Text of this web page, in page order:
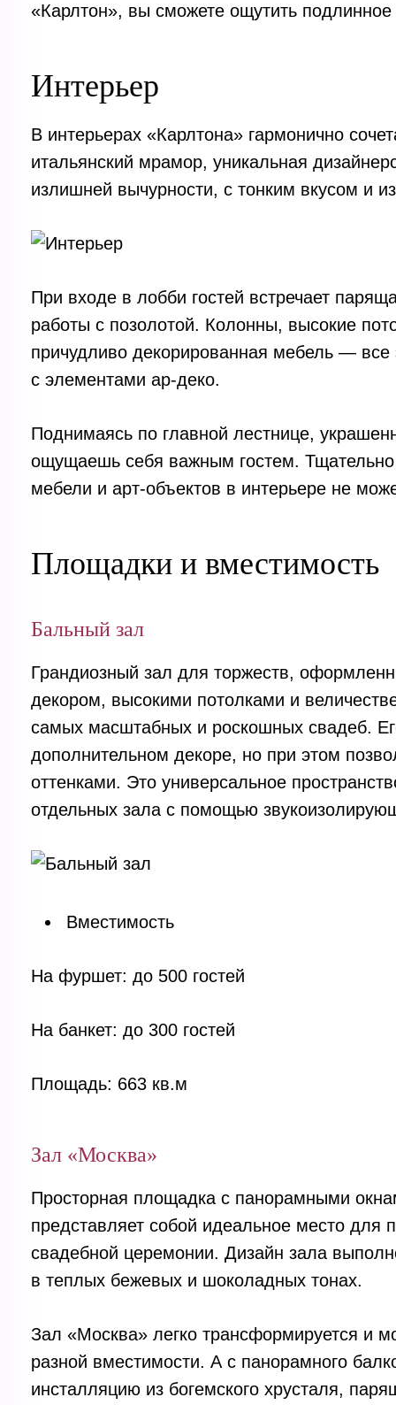
«Карлтон», вы сможете ощутить подлинное
Интерьер
В интерьерах «Карлтона» гармонично
итальянский мрамор, уникальная
излишней вычурности, с тонким вкусом и
При входе в лобби гостей встречает
работы с позолотой. Колонны, высокие
причудливо декорированная мебель — все
с элементами ар-деко.
Поднимаясь по главной лестнице,
ощущаешь себя важным гостем.
мебели и арт-объектов в интерьере не
Площадки и вместимость
Бальный зал
Грандиозный зал для торжеств,
декором, высокими потолками и
самых масштабных и роскошных свадеб.
дополнительном декоре, но при этом
оттенками. Это универсальное
отдельных зала с помощью
Вместимость
На фуршет: до 500 гостей
На банкет: до 300 гостей
Площадь: 663 кв.м
Зал «Москва»
Просторная площадка с панорамными
представляет собой идеальное место для
свадебной церемонии. Дизайн зала
в теплых бежевых и шоколадных тонах.
Зал «Москва» легко трансформируется и
разной вместимости. А с панорамного
инсталляцию из богемского хрусталя,